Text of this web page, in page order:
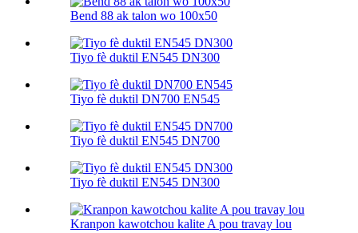
Bend 88 ak talon wo 100х50
Tiyo fè duktil EN545 DN300
Tiyo fè duktil DN700 EN545
Tiyo fè duktil EN545 DN700
Tiyo fè duktil EN545 DN300
Kranpon kawotchou kalite A pou travay lou